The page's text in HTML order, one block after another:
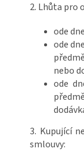
2. Lhůta pro
ode
ode
nebo
ode
3. Kupující
smlouvy: